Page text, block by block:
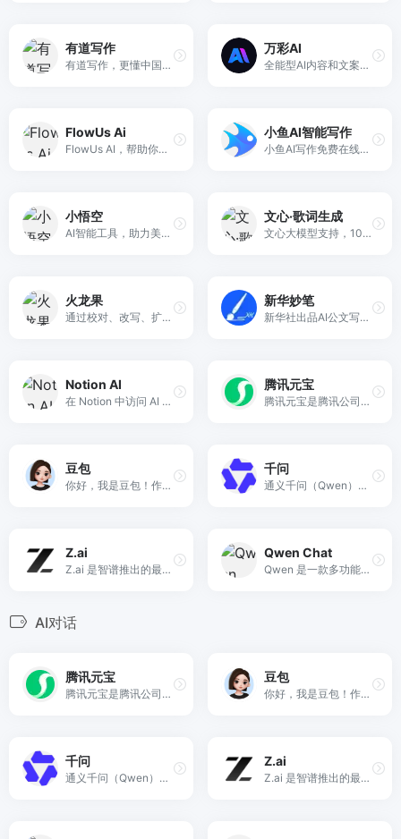
有道写作
有道写作，更懂中国人的英文写作神器，智能修改, 实现完美英文写作
万彩AI
全能型AI内容和文案创作助手
FlowUs Ai
FlowUs AI，帮助你写文章、论文、报告、甚至新闻稿等内容
小鱼AI智能写作
小鱼AI写作免费在线智能AI写作平台，AI自动生成高质量原创内容。拥有超过2500个智能写作模板，支持AI写作、AI续写、关键词写文章、文章起标题。覆盖AI影视解说，AI知乎 ...
小悟空
AI智能工具，助力美好生活。轻轻一键，唤醒专属于你的私人助理。智慧服务，美好生活。
文心·歌词生成
文心大模型支持，10秒创作一首歌。
火龙果
通过校对、改写、扩展等功能实现高质量内容的快速生产。
新华妙笔
新华社出品AI公文写作平台
Notion AI
在 Notion 中访问 AI 的无限力量。工作更快。写得更好。想得更大。
腾讯元宝
腾讯元宝是腾讯公司推出的基于自研混元大模型的C端AI助手App，旨在帮助用户提高工作效率和生活便利性。
豆包
你好，我是豆包！作为你的 AI 朋友，你可以向我寻求建议、答案，聊你想聊的任何事情。字节跳动Ai产品。
千问
通义千问（Qwen），由阿里巴巴集团旗下的通义实验室自主研发的大语言模型。我能够回答问题、创作文字，比如写故事、写公文、写邮件、写剧本、逻辑推理、编程等等，还能表达观点，玩游戏等。
Z.ai
Z.ai 是智谱推出的最新模型体验平台，整合多种GLM模型，提供强大的AI能力，支持代码生成和复杂问题解答。
Qwen Chat
Qwen 是一款多功能的AI助手平台，致力于通过智能问答、内容创作、代码生成和计划制定等功能，帮助用户更高效地获取知识、解决问题和激发创造力。
AI对话
腾讯元宝
腾讯元宝是腾讯公司推出的基于自研混元大模型的C端AI助手App，旨在帮助用户提高工作效率和生活便利性。
豆包
你好，我是豆包！作为你的 AI 朋友，你可以向我寻求建议、答案，聊你想聊的任何事情。字节跳动Ai产品。
千问
通义千问（Qwen），由阿里巴巴集团旗下的通义实验室自主研发的大语言模型。我能够回答问题、创作文字，比如写故事、写公文、写邮件、写剧本、逻辑推理、编程等等，还能表达观点，玩游戏等。
Z.ai
Z.ai 是智谱推出的最新模型体验平台，整合多种GLM模型，提供强大的AI能力，支持代码生成和复杂问题解答。